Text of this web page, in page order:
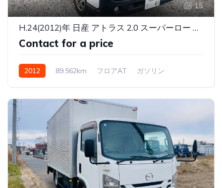
15
H.24(2012)年 日産 アトラス 2.0 スーパーロー DX ヒラボディ シルバー
Contact for a price
2012 89,562km フロアAT ガソリン